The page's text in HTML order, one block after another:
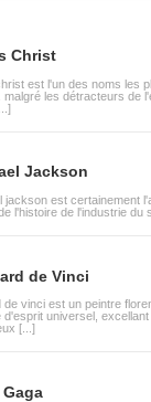
Christ
est l'un des noms les
malgré les détracteurs de
Jackson
jackson est certainement
l'histoire de l'industrie du
de Vinci
de vinci est un peintre
d'esprit universel,
[...]